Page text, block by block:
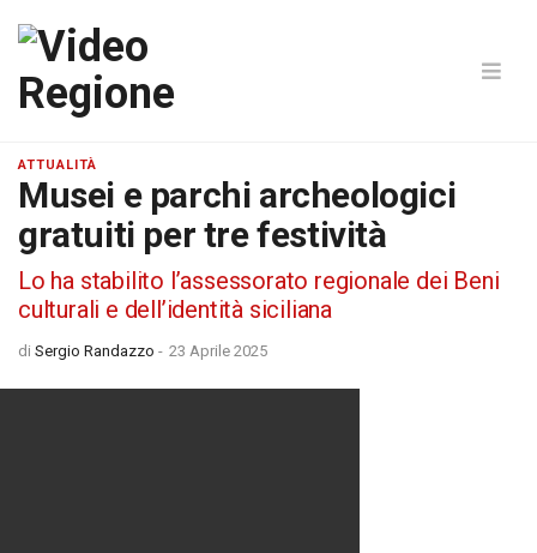
ATTUALITÀ
Musei e parchi archeologici
gratuiti per tre festività
Lo ha stabilito l’assessorato regionale dei Beni
culturali e dell’identità siciliana
di Sergio Randazzo - 23 Aprile 2025